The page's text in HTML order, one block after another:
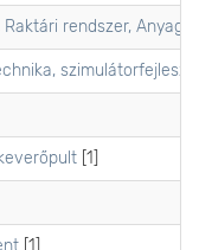
rendszer,
[1]
[1]